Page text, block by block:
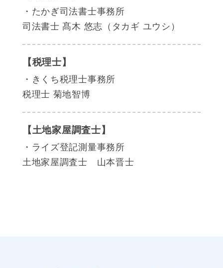
・たかぎ司法書士事務所
司法書士 髙木 悠志（タカギ ユウシ）
【税理士】
・きくち税理士事務所
税理士 菊地智博
【土地家屋調査士】
・ライズ登記測量事務所
土地家屋調査士 山本晋士